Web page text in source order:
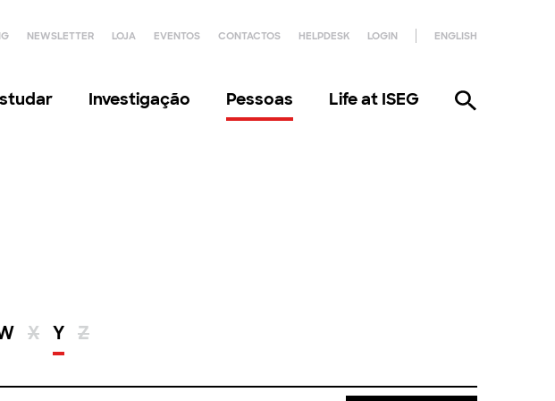
NEWSLETTER LOJA EVENTOS CONTACTOS HELPDESK LOGIN ENGLISH
Investigação Pessoas Life at ISEG
X Y Z